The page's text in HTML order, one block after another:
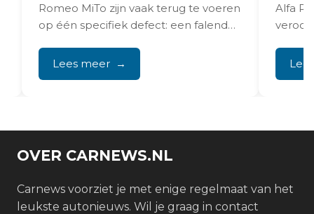
Romeo MiTo zijn vaak terug te voeren
op één specifiek defect: een falende
Lees meer
Alfa
OVER CARNEWS.NL
Carnews voorziet je met enige regelmaat van het
leukste autonieuws. Wil je graag in contact